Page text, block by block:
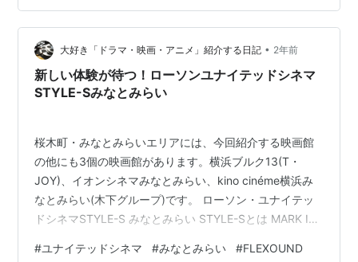
Standard AZL-CRYSTAL2-ST-S 楽天で購入
大好き「ドラマ・映画・アニメ」紹介する日記 • 2年前
新しい体験が待つ！ローソンユナイテッドシネマ
STYLE-Sみなとみらい
桜木町・みなとみらいエリアには、今回紹介する映画館
の他にも3個の映画館があります。横浜ブルク13(T・
JOY)、イオンシネマみなとみらい、kino cinéme横浜み
なとみらい(木下グループ)です。 ローソン・ユナイテッ
ドシネマSTYLE-S みなとみらい STYLE-Sとは MARK IS
金 FLEXOUND AUGMNTED AUDIO プレミアムシート ス
#ユナイテッドシネマ #みなとみらい #FLEXOUND